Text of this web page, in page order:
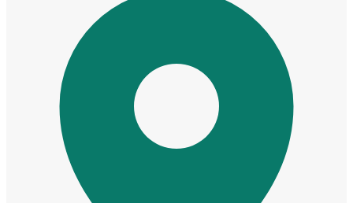
Cửa Nhựa Gỗ Ghép Thanh